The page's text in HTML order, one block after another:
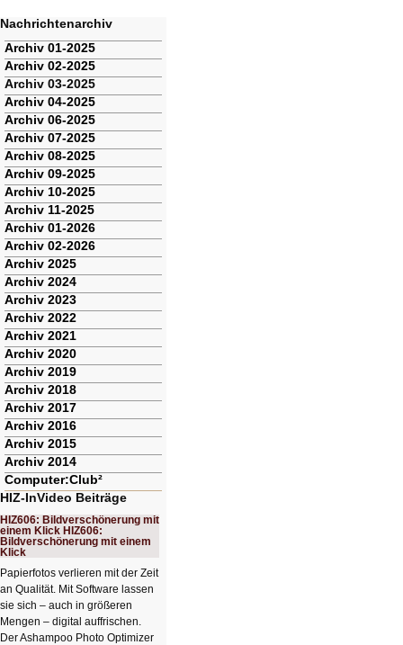
Nachrichtenarchiv
Navigation
überspringen
Archiv 01-2025
Archiv 02-2025
Archiv 03-2025
Archiv 04-2025
Archiv 06-2025
Archiv 07-2025
Archiv 08-2025
Archiv 09-2025
Archiv 10-2025
Archiv 11-2025
Archiv 01-2026
Archiv 02-2026
Archiv 2025
Archiv 2024
Archiv 2023
Archiv 2022
Archiv 2021
Archiv 2020
Archiv 2019
Archiv 2018
Archiv 2017
Archiv 2016
Archiv 2015
Archiv 2014
Computer:Club²
HIZ-InVideo Beiträge
HIZ606: Bildverschönerung mit
einem Klick HIZ606:
Bildverschönerung mit einem
Klick
Papierfotos verlieren mit der Zeit
an Qualität. Mit Software lassen
sie sich – auch in größeren
Mengen – digital auffrischen.
Der Ashampoo Photo Optimizer